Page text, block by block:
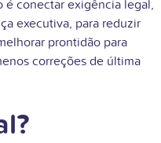
é conectar exigência legal,
executiva, para reduzir
prontidão para
correções de última